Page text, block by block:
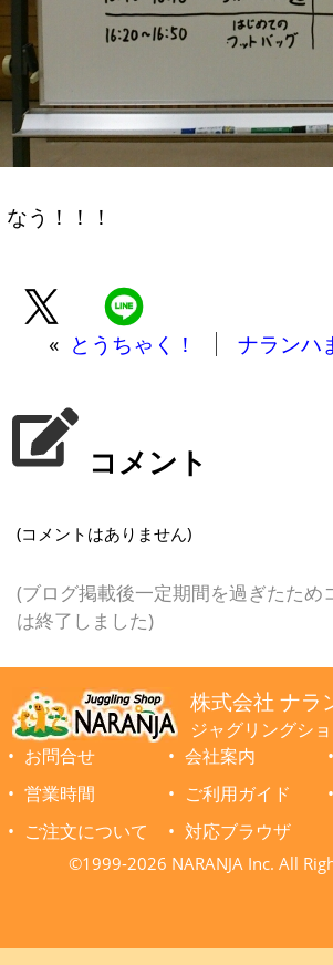
なう！！！
« とうちゃく！ ナランハ
コメント
(コメントはありません)
(ブログ掲載後一定期間を過ぎたため
は終了しました)
株式会社 ナラ
ジャグリングシ
お問合せ
会社案内
営業時間
ご利用ガイド
ご注文について
対応ブラウザ
©1999-2026 NARANJA Inc. All